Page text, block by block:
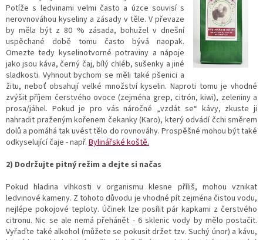
Potíže s ledvinami velmi často a úzce souvisí s
nerovnováhou kyseliny a zásady v těle. V převaze
by měla být z 80 % zásada, bohužel v dnešní
uspěchané době tomu často bývá naopak.
Omezte tedy kyselinotvorné potraviny a nápoje
jako jsou káva, černý čaj, bílý chléb, sušenky a jiné
sladkosti. Vyhnout bychom se měli také pšenici a
žitu, neboť obsahují velké množství kyselin. Naproti tomu je vhodné
zvýšit příjem čerstvého ovoce (zejména grep, citrón, kiwi), zeleniny a
prosa/jáhel. Pokud je pro vás náročné „vzdát se“ kávy, zkuste ji
nahradit praženým kořenem čekanky (Karo), který odvádí čchi směrem
dolů a pomáhá tak uvést tělo do rovnováhy. Prospěšné mohou být také
odkyselující čaje - např. Bylinářské koště.
2) Dodržujte pitný režim a dejte si načas
Pokud hladina vlhkosti v organismu klesne příliš, mohou vznikat
ledvinové kameny. Z tohoto důvodu je vhodné pít zejména čistou vodu,
nejlépe pokojové teploty. Účinek lze posílit pár kapkami z čerstvého
citronu. Nic se ale nemá přehánět - 6 sklenic vody by mělo postačit.
Vyřaďte také alkohol (můžete se pokusit držet tzv. Suchý únor) a kávu,